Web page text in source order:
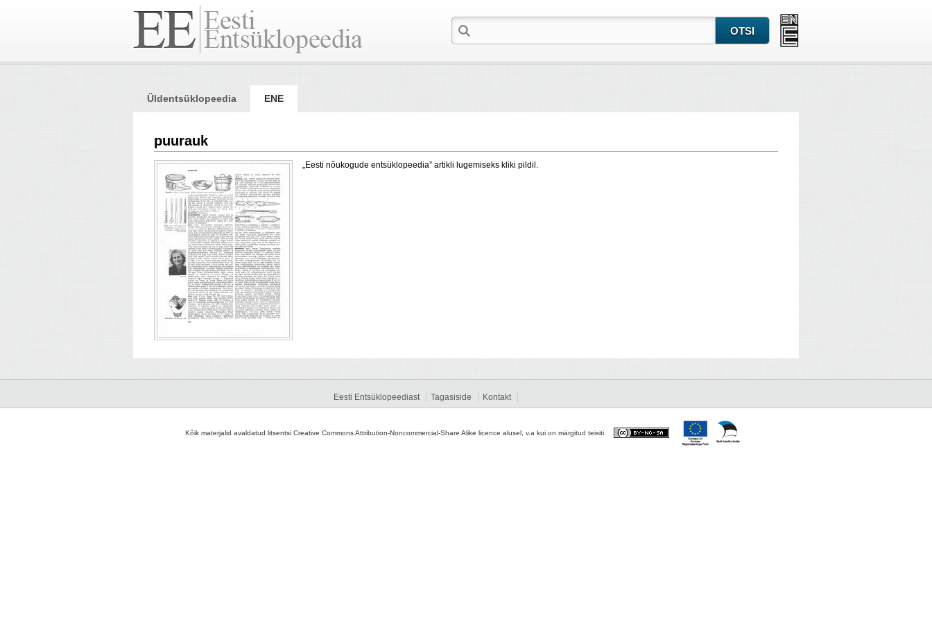
Üldentsüklopeedia ENE
puurauk
„Eesti nõukogude entsüklopeedia” artikli lugemiseks kliki pildil.
Eesti Entsüklopeediast Tagasiside Kontakt
Kõik materjalid avaldatud litsentsi Creative Commons Attribution-Noncommercial-Share Alike licence alusel, v.a kui on märgitud teisiti.